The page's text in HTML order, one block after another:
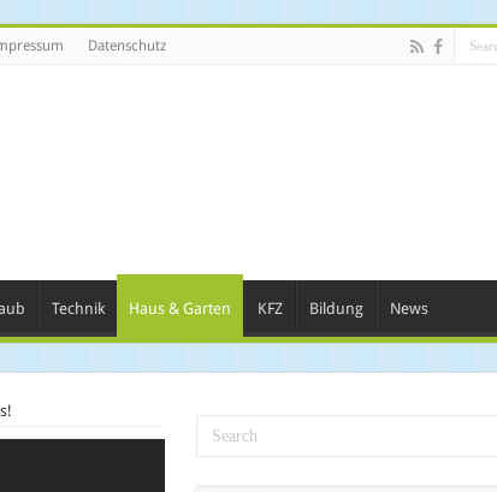
Datenschutz
Technik Haus & Garten KFZ Bildung News